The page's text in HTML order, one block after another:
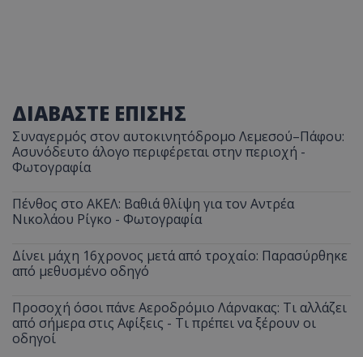
ΔΙΑΒΑΣΤΕ ΕΠΙΣΗΣ
Συναγερμός στον αυτοκινητόδρομο Λεμεσού–Πάφου:
Ασυνόδευτο άλογο περιφέρεται στην περιοχή -
Φωτογραφία
Πένθος στο ΑΚΕΛ: Βαθιά θλίψη για τον Αντρέα
Νικολάου Ρίγκο - Φωτογραφία
Δίνει μάχη 16χρονος μετά από τροχαίο: Παρασύρθηκε
από μεθυσμένο οδηγό
Προσοχή όσοι πάνε Αεροδρόμιο Λάρνακας: Τι αλλάζει
από σήμερα στις Αφίξεις - Τι πρέπει να ξέρουν οι
οδηγοί